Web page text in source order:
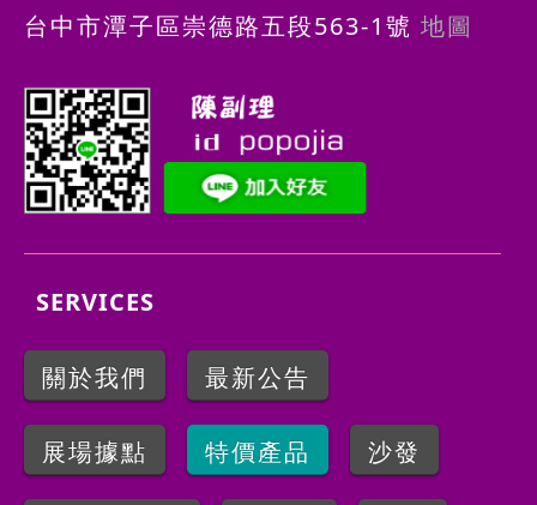
台中市潭子區崇德路五段563-1號 地圖
SERVICES
關於我們 最新公告
展場據點 特價產品 沙發